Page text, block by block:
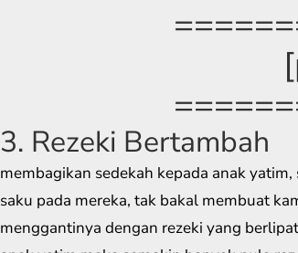
3. Rezeki Bertambah
membagikan sedekah kepada anak
saku pada mereka, tak bakal membuat
menggantinya dengan rezeki yang